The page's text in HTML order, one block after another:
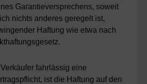
Garantieversprechens, soweit
nichts anderes geregelt ist,
Haftung wie etwa nach
fahrlässig eine
ist die Haftung auf den